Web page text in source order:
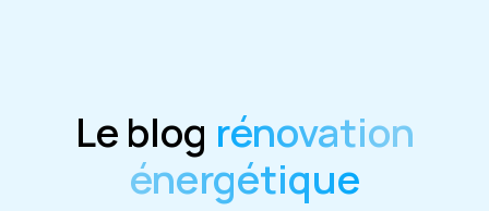
Le blog rénovation
énergétique